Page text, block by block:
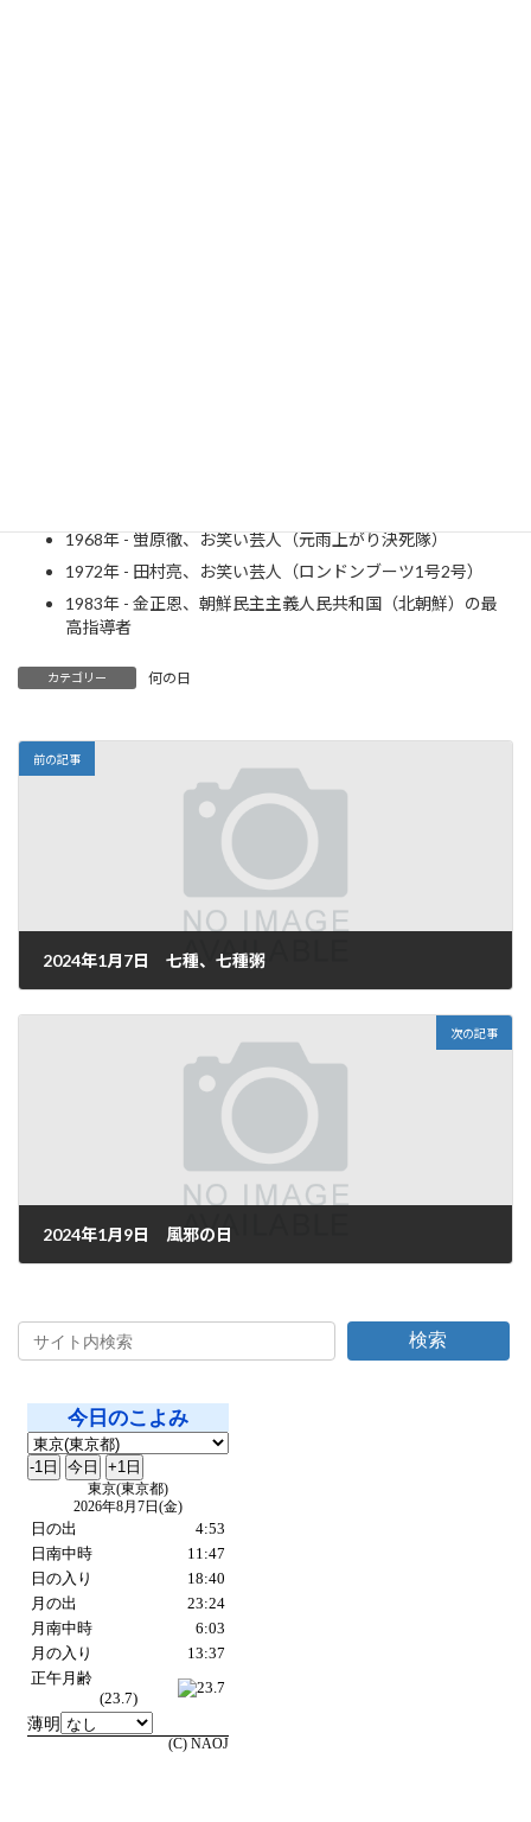
1968年 - 蛍原徹、お笑い芸人（元雨上がり決死隊）
1972年 - 田村亮、お笑い芸人（ロンドンブーツ1号2号）
1983年 - 金正恩、朝鮮民主主義人民共和国（北朝鮮）の最
高指導者
カテゴリー 何の日
前の記事
2024年1月7日 七種、七種粥
次の記事
2024年1月9日 風邪の日
検索